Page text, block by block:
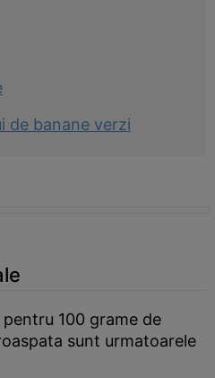
de banane verzi
100 grame de
sunt urmatoarele